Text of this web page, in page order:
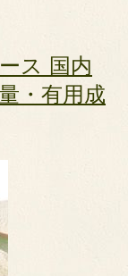
ス 国内
・有用成